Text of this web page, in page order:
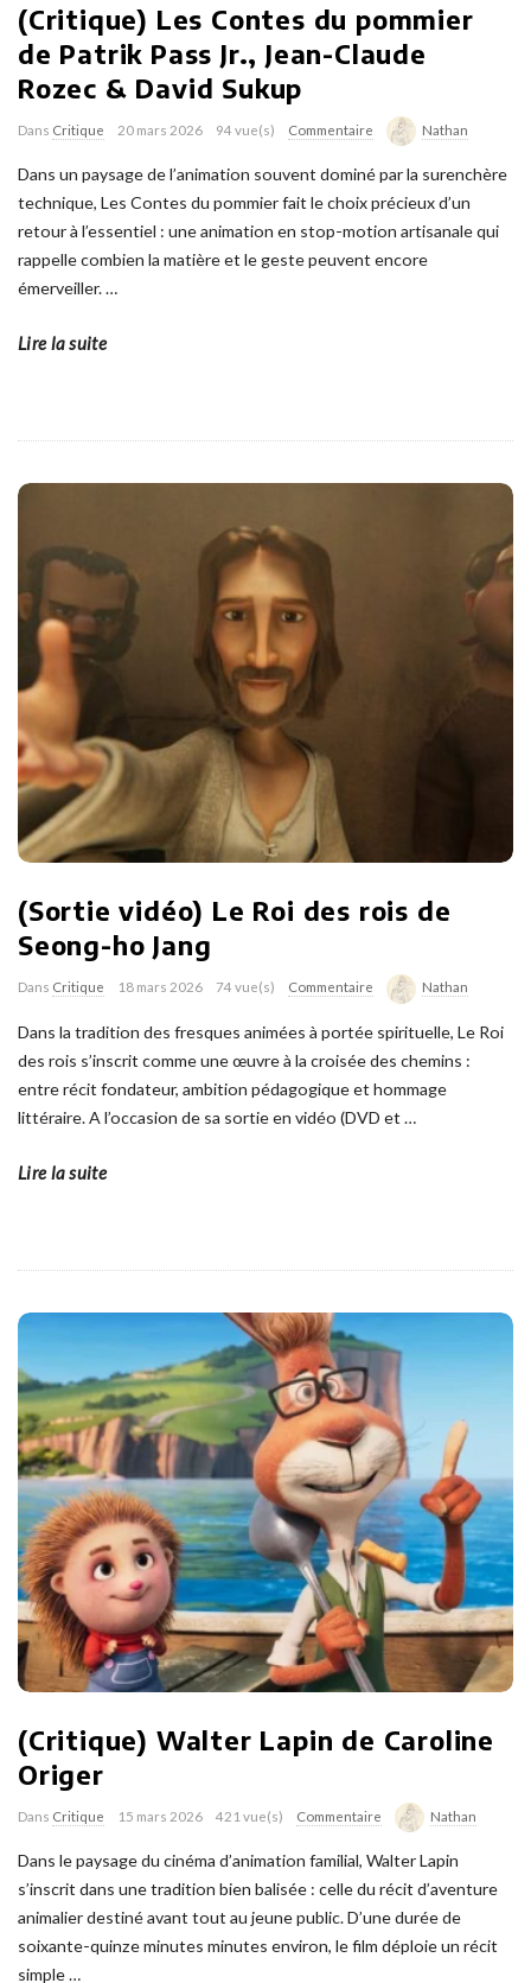
(Critique) Les Contes du pommier
de Patrik Pass Jr., Jean-Claude
Rozec & David Sukup
Dans Critique 20 mars 2026 94 vue(s) Commentaire Nathan
Dans un paysage de l’animation souvent dominé par la surenchère
technique, Les Contes du pommier fait le choix précieux d’un
retour à l’essentiel : une animation en stop-motion artisanale qui
rappelle combien la matière et le geste peuvent encore
émerveiller.…
Lire la suite
(Sortie vidéo) Le Roi des rois de
Seong-ho Jang
Dans Critique 18 mars 2026 74 vue(s) Commentaire Nathan
Dans la tradition des fresques animées à portée spirituelle, Le Roi
des rois s’inscrit comme une œuvre à la croisée des chemins :
entre récit fondateur, ambition pédagogique et hommage
littéraire. A l’occasion de sa sortie en vidéo (DVD et…
Lire la suite
(Critique) Walter Lapin de Caroline
Origer
Dans Critique 15 mars 2026 421 vue(s) Commentaire Nathan
Dans le paysage du cinéma d’animation familial, Walter Lapin
s’inscrit dans une tradition bien balisée : celle du récit d’aventure
animalier destiné avant tout au jeune public. D’une durée de
soixante-quinze minutes minutes environ, le film déploie un récit
simple…